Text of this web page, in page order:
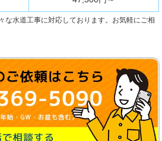
水道工事に対応しております。お気軽にご相